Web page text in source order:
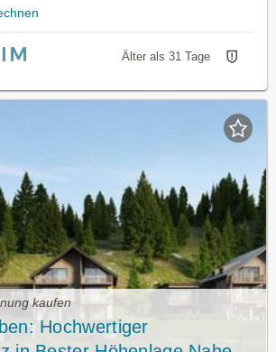
Älter als 31 Tage
kaufen
Hochwertiger